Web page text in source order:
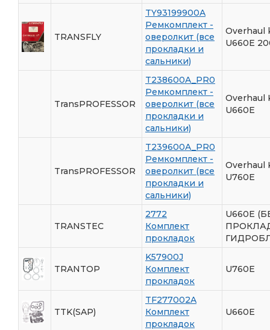
TRANSFLY
TY93199900A
Ремкомплект -
оверолкит (все
прокладки и
сальники)
Overhaul
U660E
TransPROFESSOR
T238600A_PR0
Ремкомплект -
оверолкит (все
прокладки и
сальники)
Overhaul
U660E
TransPROFESSOR
T239600A_PR0
Ремкомплект -
оверолкит (все
прокладки и
сальники)
Overhaul
U760E
TRANSTEC
2772
Комплект
прокладок
U660E
TRANTOP
K57900J
Комплект
прокладок
U760E
TTK(SAP)
TF277002A
Комплект
прокладок
U660E